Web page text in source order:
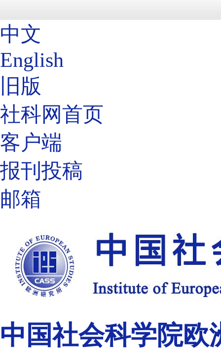
中文
English
旧版
社科网首页
客户端
报刊投稿
邮箱
中国社会科学院欧